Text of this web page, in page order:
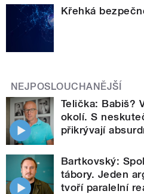
Křehká
NEJPOSLOUCHANĚJŠÍ
Telička: Babiš?
okolí. S
přikrývají
Bartkovský:
tábory. Jeden
tvoří paralelní